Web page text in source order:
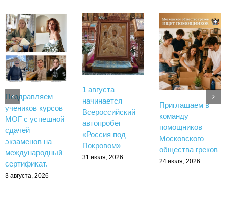
Поздравляем
учеников курсов
МОГ с успешной
сдачей
экзаменов на
международный
сертификат.
3 августа, 2026
1 августа
начинается
Всероссийский
автопробег
«Россия под
Покровом»
31 июля, 2026
Приглашаем в
команду
помощников
Московского
общества греков
24 июля, 2026